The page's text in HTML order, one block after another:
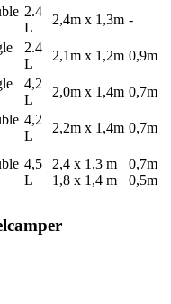
2.4
L
2,4m x 1,3m -
2.4
L
2,1m x 1,2m 0,9m
4,2
L
2,0m x 1,4m 0,7m
4,2
L
2,2m x 1,4m 0,7m
4,5
L
2,4 x 1,3 m
1,8 x 1,4 m
0,7m
0,5m